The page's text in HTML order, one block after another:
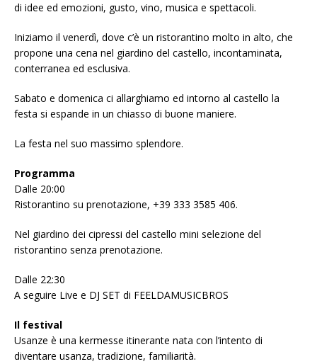
di idee ed emozioni, gusto, vino, musica e spettacoli.
Iniziamo il venerdì, dove c’è un ristorantino molto in alto, che
propone una cena nel giardino del castello, incontaminata,
conterranea ed esclusiva.
Sabato e domenica ci allarghiamo ed intorno al castello la
festa si espande in un chiasso di buone maniere.
La festa nel suo massimo splendore.
Programma
Dalle 20:00
Ristorantino su prenotazione, +39 333 3585 406.
Nel giardino dei cipressi del castello mini selezione del
ristorantino senza prenotazione.
Dalle 22:30
A seguire Live e DJ SET di FEELDAMUSICBROS
Il festival
Usanze è una kermesse itinerante nata con l’intento di
diventare usanza, tradizione, familiarità.